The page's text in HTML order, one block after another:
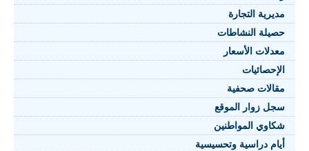
النصوص 2021
FRANÇAIS
مديرية التجارة
حصيلة النشاطات
معدلات الأسعار
الإحصائيات
مقالات صحفية
سجل زوار الموقع
شكاوي المواطنين
أيام دراسية وتحسيسية